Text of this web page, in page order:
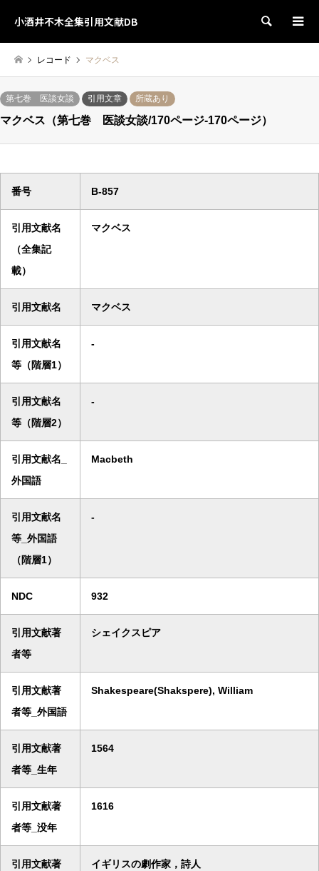
小酒井不木全集引用文献DB 検索
レコード マクベス
第七巻 医談女談 引用文章 所蔵あり
マクベス（第七巻 医談女談/170ページ-170ページ）
番号 B-857
引用文献名
（全集記
載）
マクベス
引用文献名 マクベス
引用文献名
等（階層1）
-
引用文献名
等（階層2）
-
引用文献名_
外国語
Macbeth
引用文献名
等_外国語
（階層1）
-
NDC 932
引用文献著
者等
シェイクスピア
引用文献著
者等_外国語
Shakespeare(Shakspere), William
引用文献著
者等_生年
1564
引用文献著
者等_没年
1616
引用文献著
イギリスの劇作家，詩人